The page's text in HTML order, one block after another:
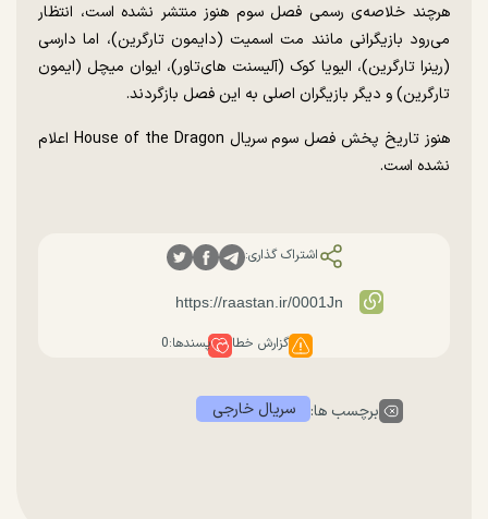
هرچند خلاصه‌ی رسمی فصل سوم هنوز منتشر نشده است، انتظار
می‌رود بازیگرانی مانند مت اسمیت (دایمون تارگرین)، اما دارسی
(رینرا تارگرین)، الیویا کوک (آلیسنت های‌تاور)، ایوان میچل (ایمون
تارگرین) و دیگر بازیگران اصلی به این فصل بازگردند.
هنوز تاریخ پخش فصل سوم سریال House of the Dragon اعلام
نشده است.
اشتراک گذاری:
گزارش خطا پسندها:0
برچسب ها: سریال خارجی